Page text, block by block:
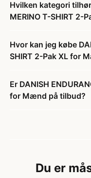
Hvilken kategori
MERINO T-SHIRT 2-
Hvor kan jeg købe
SHIRT 2-Pak XL for
Er DANISH
for Mænd på tilbud?
Du er